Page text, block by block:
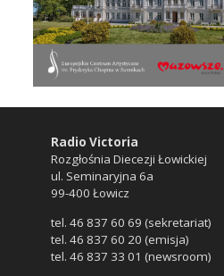
Radio Victoria
Rozgłośnia Diecezji Łowickiej
ul. Seminaryjna 6a
99-400 Łowicz
tel. 46 837 60 69 (sekretariat)
tel. 46 837 60 20 (emisja)
tel. 46 837 33 01 (newsroom)